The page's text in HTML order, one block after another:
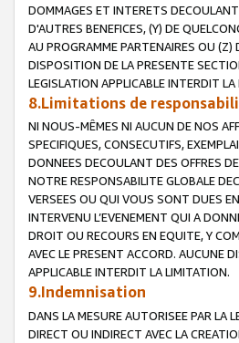
DOMMAGES ET INTERETS
D'AUTRES BENEFICES, (Y) DE
AU PROGRAMME PARTENAIRES OU
DISPOSITION DE LA PRESENTE
LEGISLATION APPLICABLE INTERDIT
8.Limitations de
NI NOUS-MÊMES NI AUCUN DE NOS
SPECIFIQUES, CONSECUTIFS,
DONNEES DECOULANT DES OFFRES
NOTRE RESPONSABILITE GLOBALE
VERSEES OU QUI VOUS SONT DUES
INTERVENU L’EVENEMENT QUI A
DROIT OU RECOURS EN EQUITE, Y
AVEC LE PRESENT ACCORD. AUCUNE
APPLICABLE INTERDIT LA LIMITATION.
9.Indemnisation
DANS LA MESURE AUTORISEE PAR LA
DIRECT OU INDIRECT AVEC LA